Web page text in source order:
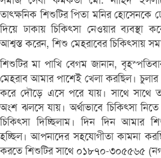
তাৎক্ষনিক শিশুটির পিতা মনির হোসেনকে
দিয়ে ঢাকায় চিকিৎসা নেওয়ার ব্যবস্থা
আশ্বস্ত করেন, শিশু মেহরাবের চিকিৎসায়
শিশুটির মা পাখি বেগম জানান,
মেহরাব আমার পাশেই খেলা করছিল। চুলার
করে দৌড়ে এসে পরে যায়। সাথে সাথে
অংশ ঝলসে যায়। অর্থাভাবে চিকিৎসা
চিকিৎসা দিচ্ছিলাম। দিন দিন আমার
হচ্ছিল। আপনাদের সহযোগীতা কামনা
করতে শিশুটির সাথে ০১৮৭০-৩০৫৫৬৫